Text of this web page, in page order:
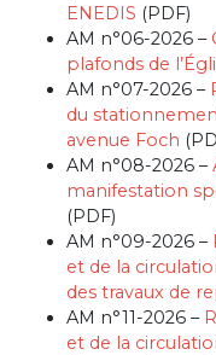
ENEDIS (PDF)
AM n°06-2026 –
plafonds de
AM n°07-2026 –
du
avenue Foch
AM n°08-2026 –
manifestation
(PDF)
AM n°09-2026 –
et de la
des travaux de
AM n°11-2026 –
et de la